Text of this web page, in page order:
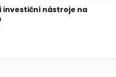
investiční nástroje na